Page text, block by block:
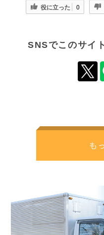
役に立った 0
SNSでこのサイ
も